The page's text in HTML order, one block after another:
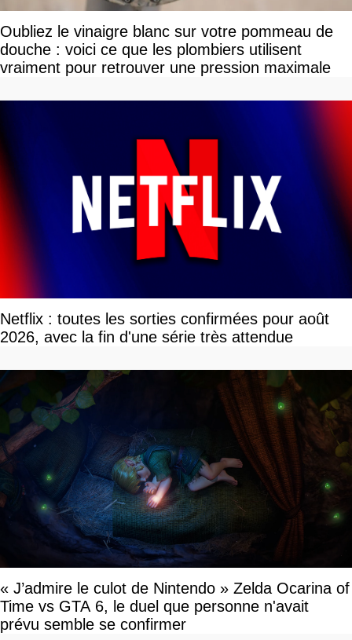
Oubliez le vinaigre blanc sur votre pommeau de
douche : voici ce que les plombiers utilisent
vraiment pour retrouver une pression maximale
Netflix : toutes les sorties confirmées pour août
2026, avec la fin d'une série très attendue
« J’admire le culot de Nintendo » Zelda Ocarina of
Time vs GTA 6, le duel que personne n'avait
prévu semble se confirmer